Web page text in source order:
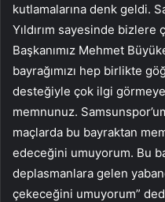
kutlamalarına denk geldi.
Yıldırım sayesinde
Başkanımız Mehmet
bayrağımızı hep birlikte
desteğiyle çok ilgi görmeye
memnunuz.
maçlarda bu bayraktan
edeceğini umuyorum. Bu
deplasmanlara gelen
çekeceğini umuyorum”